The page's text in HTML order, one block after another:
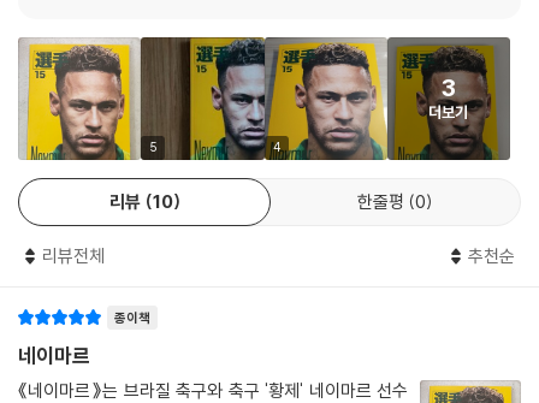
초반 네이마르는 유튜브 스타라는 조롱 섞인 별명으로 무시를 당했다. 그
러나 브라질은 축구 종주국 영국을 넘어 축구를 대표하는 국가가 됐고, 네
이마르는 세계 최고의 선수로 성장했다.
단순히 천부적인 재능이 네이마르를 세계 최고의 선수로 만든 걸까. 아주
틀린 이야기는 아니겠지만 축구를 대하는 태도에 그 답이 있을 것 같다. 네
이마르는 누구보다 축구를 즐겼다. 어린 시절 길거리에서 풋살을 하며 축
리 인생도 이와 비슷할 것 같다. 자신이 좋아하는 것을 즐기고, 사랑하다 보
한 일생이 만들어지지 않을까. 어린 시절 작은 것 하나에도 크게 즐거워했
던 우리의 모습들은 어디로 사라진 걸까. 브라질 축구와 네이마르를 보며
인생의 즐거움, 축구의 즐거움에 대해 다시 한번 생각해 보자.
5 4
3
더보기
리뷰 10 한줄평 0
리뷰전체 추천순
종이책
네이마르
《네이마르》는 브라질 축구와 축구 '황제' 네이마르 선수